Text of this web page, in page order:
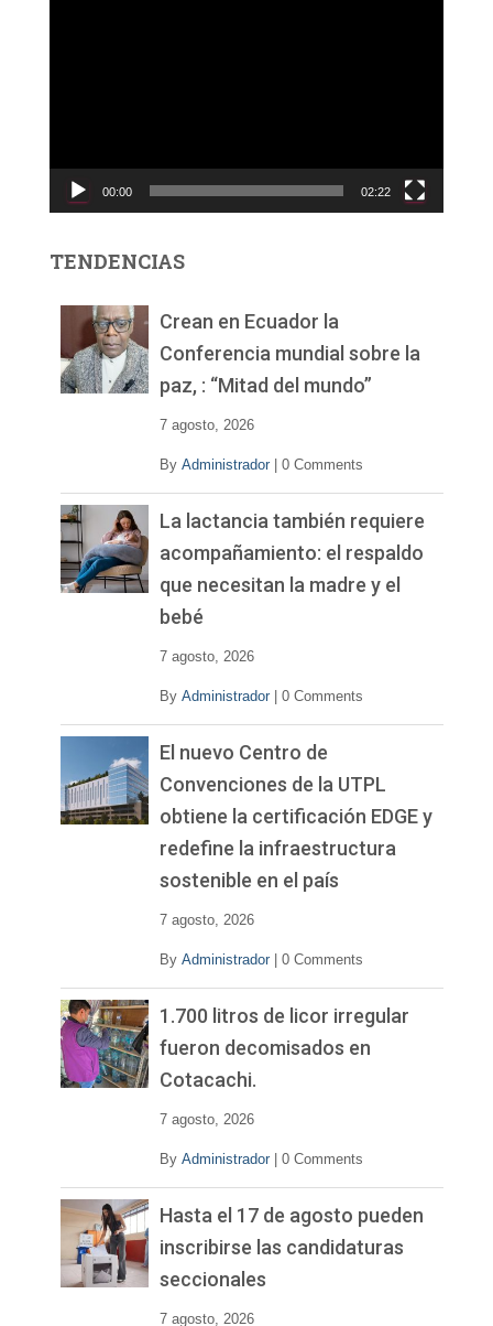
c
d
00:00 02:22
TENDENCIAS
Crean en Ecuador la
Conferencia mundial sobre la
paz, : “Mitad del mundo”
7 agosto, 2026
By Administrador 0 Comments
La lactancia también requiere
acompañamiento: el respaldo
que necesitan la madre y el
bebé
7 agosto, 2026
By Administrador 0 Comments
El nuevo Centro de
Convenciones de la UTPL
obtiene la certificación EDGE y
redefine la infraestructura
sostenible en el país
7 agosto, 2026
By Administrador 0 Comments
1.700 litros de licor irregular
fueron decomisados en
Cotacachi.
7 agosto, 2026
By Administrador 0 Comments
Hasta el 17 de agosto pueden
inscribirse las candidaturas
seccionales
7 agosto, 2026